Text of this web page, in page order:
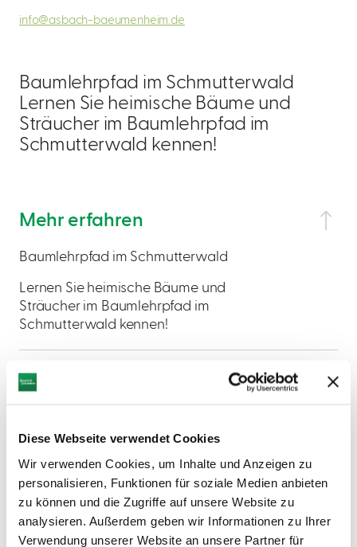
Diese Webseite verwendet Cookies
Wir verwenden Cookies, um Inhalte und Anzeigen zu
personalisieren, Funktionen für soziale Medien anbieten
zu können und die Zugriffe auf unsere Website zu
analysieren. Außerdem geben wir Informationen zu Ihrer
Verwendung unserer Website an unsere Partner für
Baumlehrpfad im Schmutterwald
Lernen Sie heimische Bäume und
Sträucher im Baumlehrpfad im
Schmutterwald kennen!
Mehr erfahren
Baumlehrpfad im Schmutterwald
Lernen Sie heimische Bäume und
Sträucher im Baumlehrpfad im
Schmutterwald kennen!
info@asbach-baeumenheim.de
AUF DER KARTE ANZEIGEN